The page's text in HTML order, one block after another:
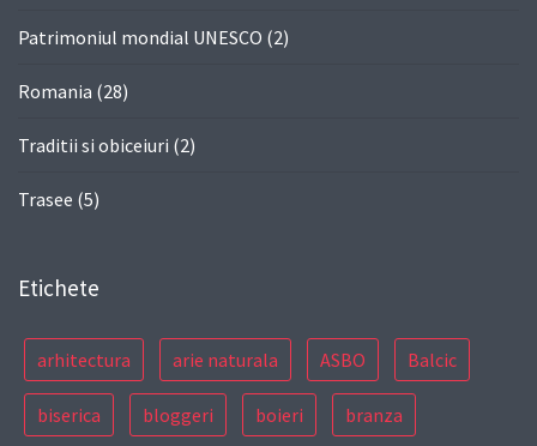
Patrimoniul mondial UNESCO (2)
Romania (28)
Traditii si obiceiuri (2)
Trasee (5)
Etichete
arhitectura arie naturala ASBO Balcic
biserica bloggeri boieri branza